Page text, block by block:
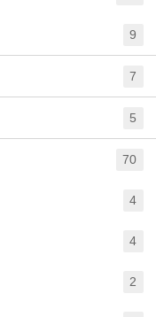
9
7
5
70
4
4
2